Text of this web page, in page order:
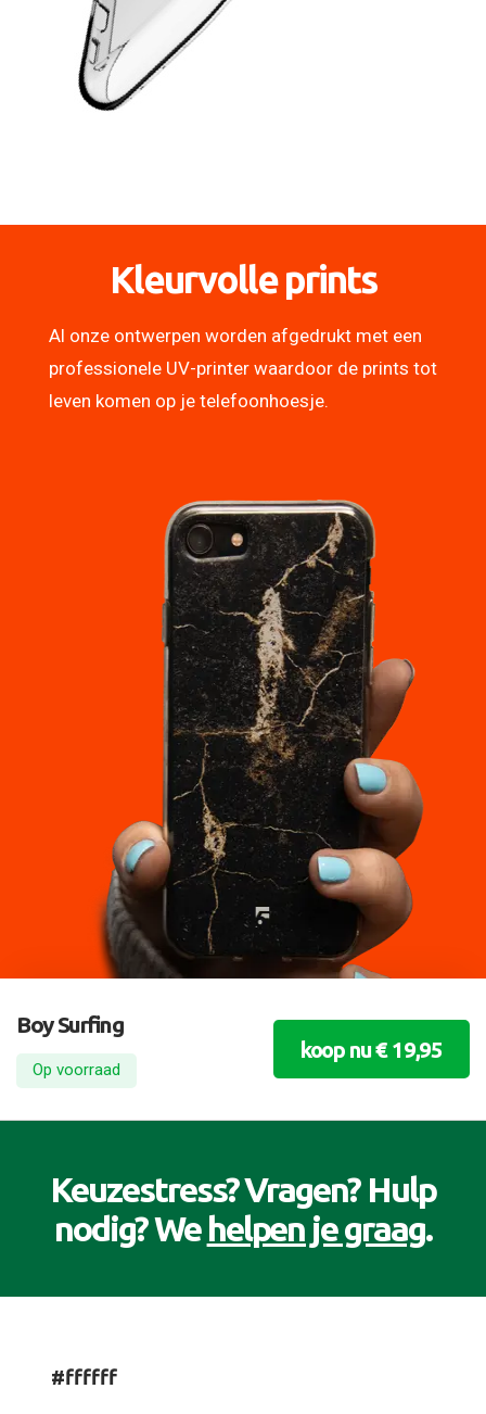
Kleurvolle prints
Al onze ontwerpen worden afgedrukt met een
professionele UV-printer waardoor de prints tot
leven komen op je telefoonhoesje.
Boy Surfing
Op voorraad
koop nu € 19,95
Keuzestress? Vragen? Hulp
nodig? Wehelpen je graag.
#ffffff